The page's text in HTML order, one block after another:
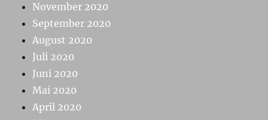
November 2020
September 2020
August 2020
Juli 2020
Juni 2020
Mai 2020
April 2020